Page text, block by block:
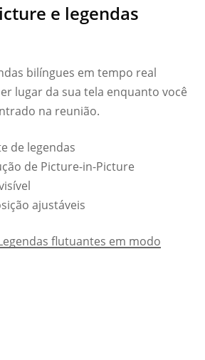
e legendas
bilíngues em tempo real
lugar da sua tela enquanto você
na reunião.
de legendas
de Picture-in-Picture
ajustáveis
flutuantes em modo